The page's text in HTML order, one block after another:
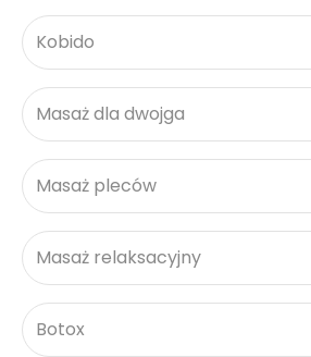
Kobido
Masaż dla dwojga
Masaż pleców
Masaż relaksacyjny
Botox